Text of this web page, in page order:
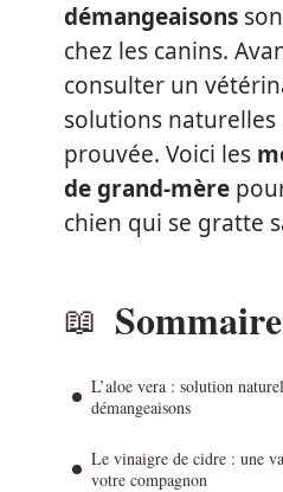
démangeaisons
chez les canins.
consulter un
solutions naturelles
prouvée. Voici les
de grand-mère
chien qui se gratte
Sommaire
L’aloe vera : solution
démangeaisons
Le vinaigre de cidre : une
votre compagnon